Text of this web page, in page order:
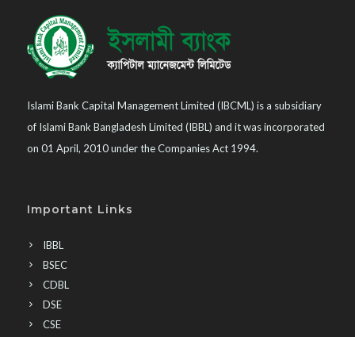
Islami Bank Capital Management Limited (IBCML) is a subsidiary
of Islami Bank Bangladesh Limited (IBBL) and it was incorporated
on 01 April, 2010 under the Companies Act 1994.
Important Links
IBBL
BSEC
CDBL
DSE
CSE